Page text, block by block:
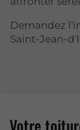
Demandez
Saint-Jean-